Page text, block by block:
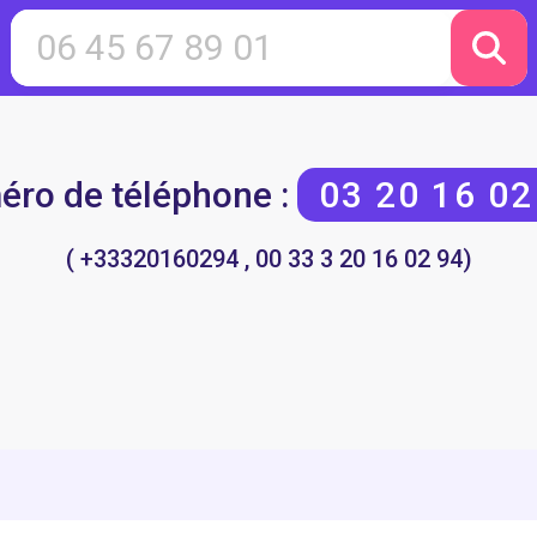
de téléphone : 03 20 16
( +33320160294 , 00 33 3 20 16 02 94)